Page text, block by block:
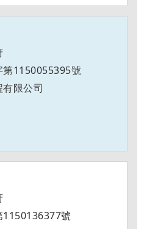
第1150055395號
限公司
1150136377號